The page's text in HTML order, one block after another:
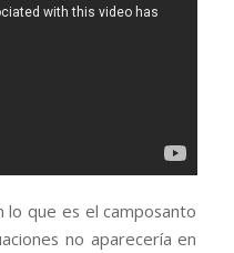
lo que es el camposanto
no aparecería en